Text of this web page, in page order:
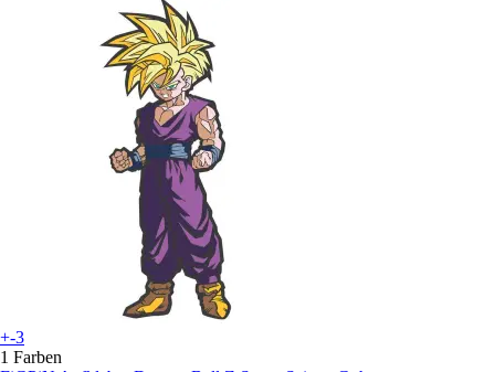
+-3
1 Farben